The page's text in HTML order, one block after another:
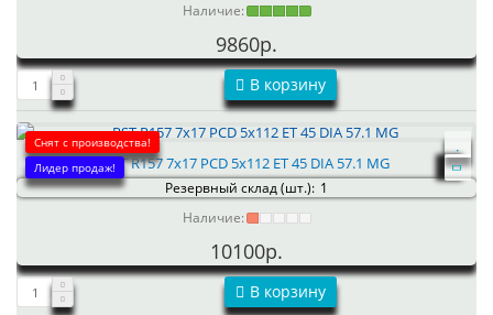
Наличие:
9860р.
В корзину
Снят с производства!
Лидер продаж!RST R157 7x17 PCD 5x112 ET 45 DIA 57.1 MG
Резервный склад (шт.): 1
Наличие:
10100р.
В корзину